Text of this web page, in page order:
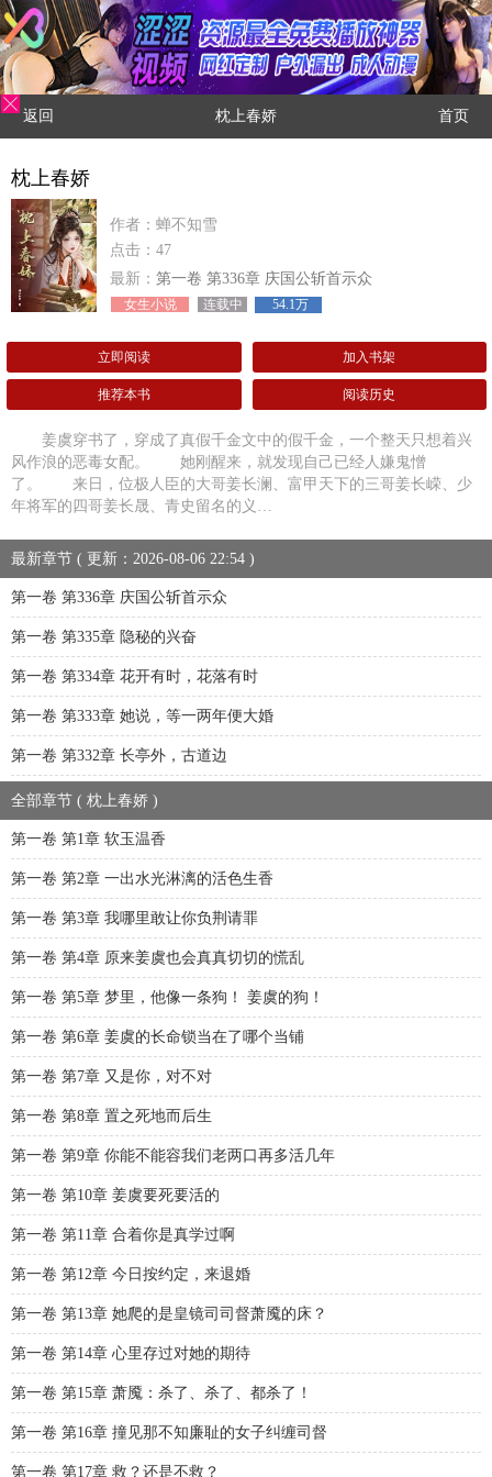
返回 枕上春娇 首页
枕上春娇
作者：蝉不知雪
点击：47
最新： 第一卷 第336章 庆国公斩首示众
女生小说 连载中 54.1万
立即阅读 加入书架
推荐本书 阅读历史
姜虞穿书了，穿成了真假千金文中的假千金，一个整天只想着兴
风作浪的恶毒女配。 她刚醒来，就发现自己已经人嫌鬼憎
了。 来日，位极人臣的大哥姜长澜、富甲天下的三哥姜长嵘、少
年将军的四哥姜长晟、青史留名的义…
最新章节 ( 更新：2026-08-06 22:54 )
第一卷 第336章 庆国公斩首示众
第一卷 第335章 隐秘的兴奋
第一卷 第334章 花开有时，花落有时
第一卷 第333章 她说，等一两年便大婚
第一卷 第332章 长亭外，古道边
全部章节 ( 枕上春娇 )
第一卷 第1章 软玉温香
第一卷 第2章 一出水光淋漓的活色生香
第一卷 第3章 我哪里敢让你负荆请罪
第一卷 第4章 原来姜虞也会真真切切的慌乱
第一卷 第5章 梦里，他像一条狗！ 姜虞的狗！
第一卷 第6章 姜虞的长命锁当在了哪个当铺
第一卷 第7章 又是你，对不对
第一卷 第8章 置之死地而后生
第一卷 第9章 你能不能容我们老两口再多活几年
第一卷 第10章 姜虞要死要活的
第一卷 第11章 合着你是真学过啊
第一卷 第12章 今日按约定，来退婚
第一卷 第13章 她爬的是皇镜司司督萧魇的床？
第一卷 第14章 心里存过对她的期待
第一卷 第15章 萧魇：杀了、杀了、都杀了！
第一卷 第16章 撞见那不知廉耻的女子纠缠司督
第一卷 第17章 救？还是不救？